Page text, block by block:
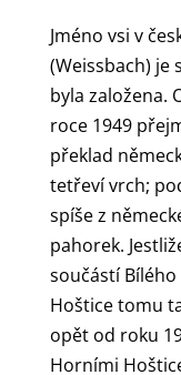
Jméno vsi v
(Weissbach) je
byla založena.
roce 1949
překlad
tetřeví vrch;
spíše z
pahorek.
součástí
Hoštice tomu
opět od roku
Horními